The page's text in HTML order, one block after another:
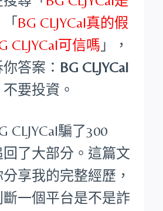
BG CLJYCal真的假
CLJYCal可信嗎 」，
答案： BG CLJYCal
不要投資。
CLJYCal騙了300
了大部分。這篇文
享我的完整經歷，
一個平台是不是詐